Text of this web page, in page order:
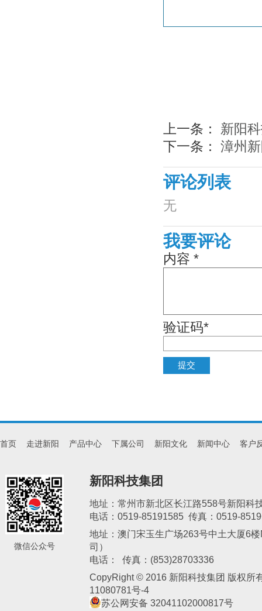
上一条： 新阳
下一条： 漳州
评论列表
无
我要评论
内容 *
验证码*
首页 走进新阳 产品中心 下属公司 新阳文化 新闻中心 客户
微信公众号
新阳科技集团
地址：常州市新北区长江路558号新阳科
电话：0519-85191585 传真：0519-
地址：澳门宋玉生广场263号中土大厦6
司）
电话： 传真：(853)28703336
CopyRight © 2016 新阳科技集团 版权所
11080781号-4
苏公网安备 32041102000817号